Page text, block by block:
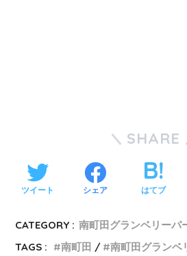
SHARE
ツイート シェア はてブ
CATEGORY : 南町田グランベリーパ
TAGS :
南町田 南町田グランベ